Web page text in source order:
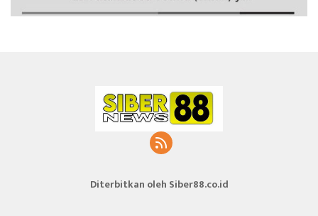
Diterbitkan oleh Siber88.co.id